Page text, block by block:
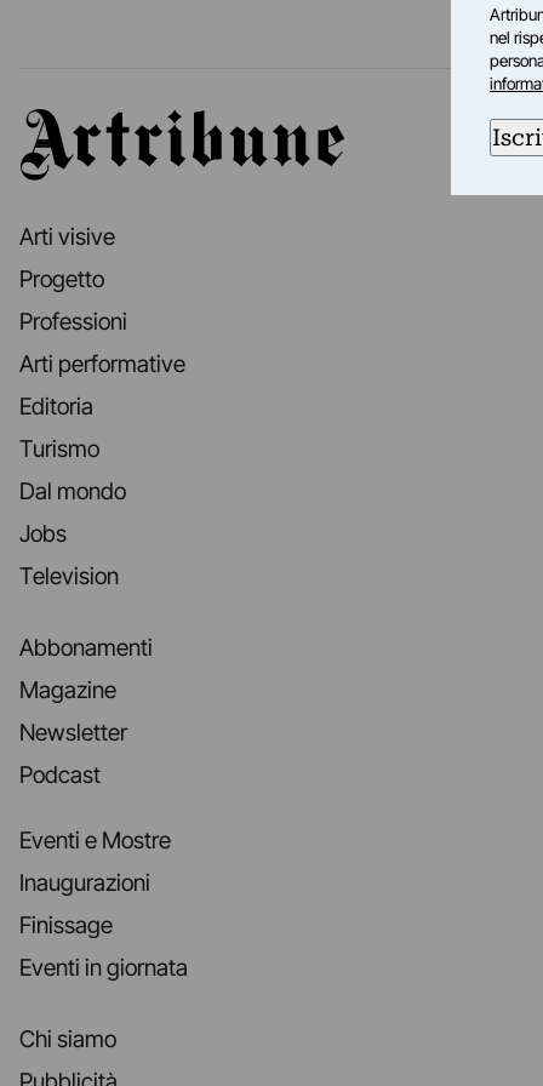
Artribune
Arti visive
Progetto
Professioni
Arti performative
Editoria
Turismo
Dal mondo
Jobs
Television
Abbonamenti
Magazine
Newsletter
Podcast
Eventi e Mostre
Inaugurazioni
Finissage
Eventi in giornata
Chi siamo
nel